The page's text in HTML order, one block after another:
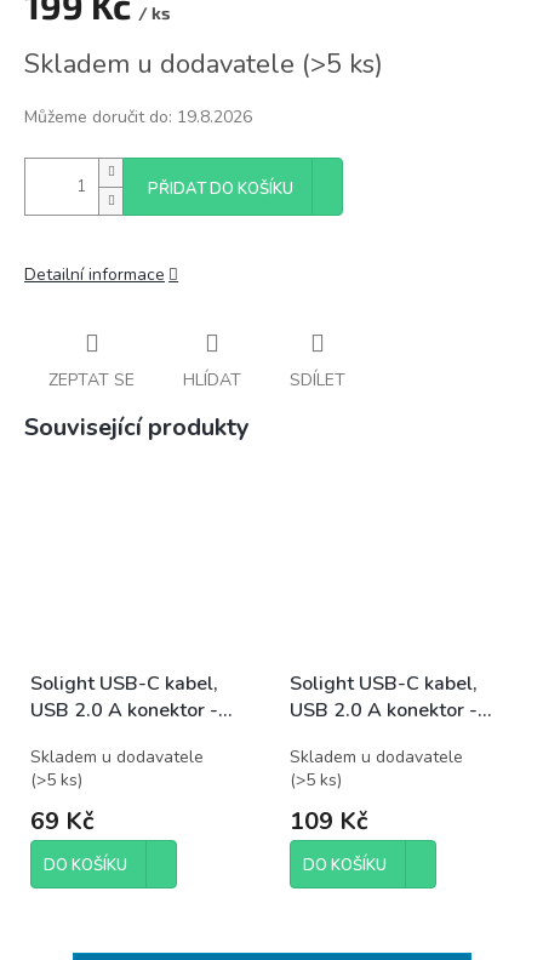
/ ks
cena:
Skladem u dodavatele (>5 ks)
Můžeme doručit do: 19.8.2026
PŘIDAT DO KOŠÍKU
Detailní informace
ZEPTAT SE HLÍDAT SDÍLET
Související produkty
Solight USB-C kabel,
USB 2.0 A konektor -
silikon, 0,5m
Skladem u dodavatele
(>5 ks)
69 Kč
DO KOŠÍKU
Solight USB-C kabel,
USB 2.0 A konektor -
silikon, 2m
Skladem u dodavatele
(>5 ks)
109 Kč
DO KOŠÍKU